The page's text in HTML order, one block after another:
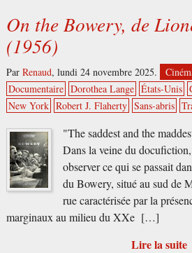
On the Bowery, de
(1956)
Par Renaud, lundi 24 novembre 2025.
Documentaire Dorothea Lange États-Unis
New York Robert J. Flaherty Sans-abris
"The saddest and the
Dans la veine du
observer ce qui se passait
du Bowery, situé au sud de
rue caractérisée par la
marginaux au milieu du XXe […]
Lire la suite